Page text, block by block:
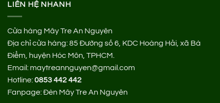
LIÊN HỆ NHANH
Cửa hàng Mây Tre An Nguyên
Địa chỉ cửa hàng:85 Đường số 6, KDC Hoàng Hải, xã Bà
Điểm, huyện Hóc Môn, TPHCM.
Email: maytreannguyen@gmail.com
Hotline:0853 442 442
Fanpage:Đèn Mây Tre An Nguyên